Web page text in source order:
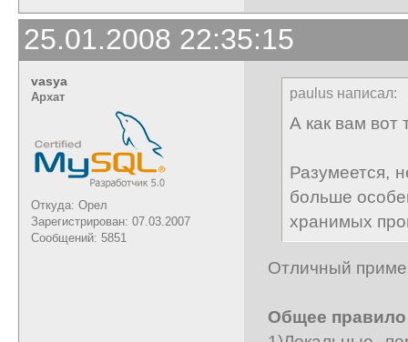
25.01.2008 22:35:15
vasya
Архат
Откуда: Орел
Зарегистрирован: 07.03.2007
Сообщений: 5851
paulus написал:
А как вам вот
Разумеется,
больше
хранимых
Отличный
Общее правило